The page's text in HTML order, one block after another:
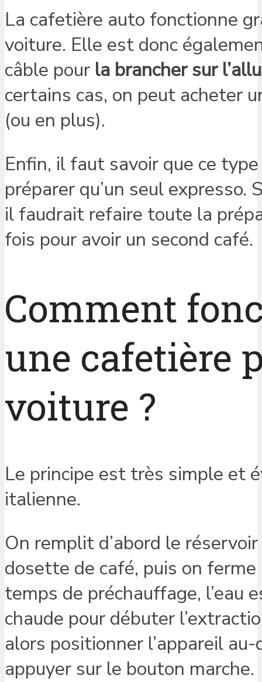
La cafetière auto fonctionne
voiture. Elle est donc
câble pour la brancher sur
certains cas, on peut acheter
(ou en plus).
Enfin, il faut savoir que ce
préparer qu’un seul expresso.
il faudrait refaire toute la
fois pour avoir un second café.
Comment
une cafetière
voiture ?
Le principe est très simple et
italienne.
On remplit d’abord le
dosette de café, puis on
temps de préchauffage, l’eau
chaude pour débuter
alors positionner l’appareil
appuyer sur le bouton marche.